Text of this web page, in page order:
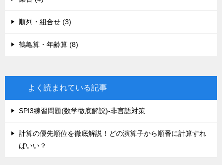
順列・組合せ (3)
鶴亀算・年齢算 (8)
よく読まれている記事
SPI3練習問題(数学徹底解説)-非言語対策
計算の優先順位を徹底解説！どの演算子から順番に計算すれ
ばいい？